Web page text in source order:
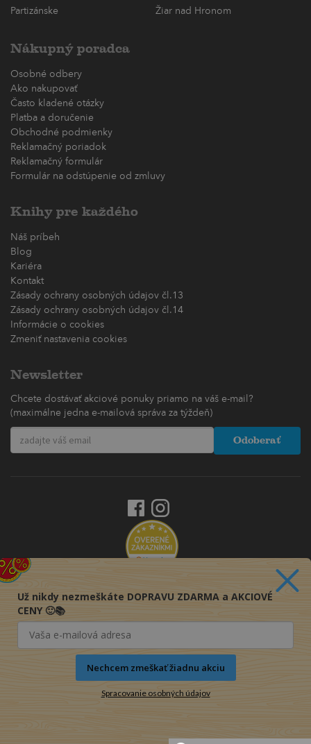
Partizánske
Žiar nad Hronom
Nákupný poradca
Osobné odbery
Ako nakupovať
Často kladené otázky
Platba a doručenie
Obchodné podmienky
Reklamačný poriadok
Reklamačný formulár
Formulár na odstúpenie od zmluvy
Knihy pre každého
Náš príbeh
Blog
Kariéra
Kontakt
Zásady ochrany osobných údajov čl.13
Zásady ochrany osobných údajov čl.14
Informácie o cookies
Zmeniť nastavenia cookies
Newsletter
Chcete dostávať akciové ponuky priamo na váš e-mail?
(maximálne jedna e-mailová správa za týždeň)
Odoberať
Už nikdy nezmeškáte DOPRAVU ZDARMA a AKCIOVÉ
CENY 🙂📚
Nechcem zmeškať žiadnu akciu
Spracovanie osobných údajov